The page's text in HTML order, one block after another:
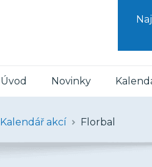
Úvod Novinky
Kalendář akcí Florbal